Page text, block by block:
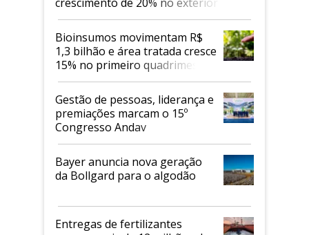
crescimento de 20% no exterior
Bioinsumos movimentam R$
1,3 bilhão e área tratada cresce
15% no primeiro quadrimestre
de 2026
Gestão de pessoas, liderança e
premiações marcam o 15º
Congresso Andav
Bayer anuncia nova geração
da Bollgard para o algodão
Entregas de fertilizantes